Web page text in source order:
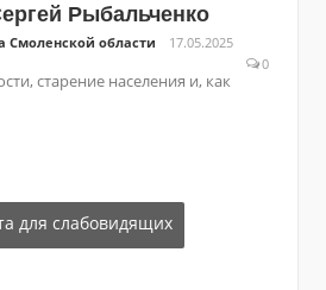
Рыбальченко
Смоленской области
17.05.2025
0
старение населения и, как
для слабовидящих